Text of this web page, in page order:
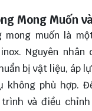
Mong Muốn
mong muốn là
Nguyên
bị vật liệu, áp
không phù hợp.
và điều